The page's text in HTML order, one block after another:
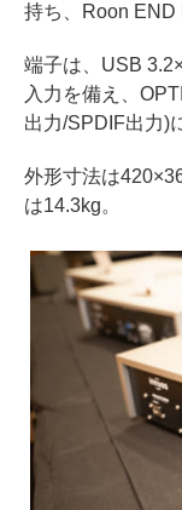
持ち、Roon END
端子は、USB
入力を備え、
出力/SPDIF出力)
外形寸法は
は14.3kg。